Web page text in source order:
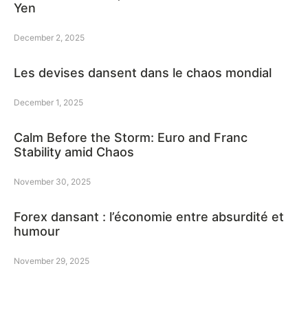
Yen
December 2, 2025
Les devises dansent dans le chaos mondial
December 1, 2025
Calm Before the Storm: Euro and Franc
Stability amid Chaos
November 30, 2025
Forex dansant : l’économie entre absurdité et
humour
November 29, 2025